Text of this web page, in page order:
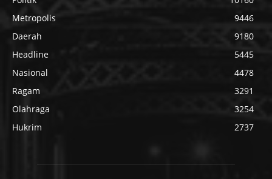
Metropolis
9446
Daerah
9180
Headline
5445
Nasional
4478
Ragam
3291
Olahraga
3254
Hukrim
2737